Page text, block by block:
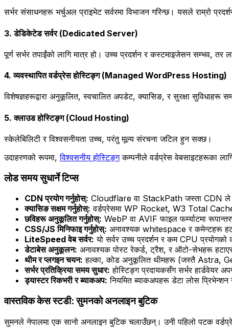
सर्भर संसाधनहरू भर्चुअल प्राइभेट सर्वरमा विभाजन गरिन्छ। यसले राम्रो
3. डेडिकेटेड सर्वर (Dedicated Server)
पूर्ण सर्भर तपाईंको लागि मात्र हो। उच्च प्रदर्शन र कस्टमाइजेसन सम्भव, तर
4. व्यवस्थापित वर्डप्रेस होस्टिङ्ग (Managed WordPress Hosting)
विशेषज्ञहरूद्वारा अनुकूलित, स्वचालित अपडेट, क्यासिङ, र सुरक्षा सुविधाहरू
5. क्लाउड होस्टिङ्ग (Cloud Hosting)
स्केलेबिलिटी र विश्वसनीयता उच्च, परंतु मूल्य संरचना जटिल हुन सक्छ।
उदाहरणको रूपमा,विश्वसनीय होस्टिङ्गकम्पनीले वर्डप्रेस वेबसाइटहरूका
लोड समय सुधार्ने टिप्स
CDN प्रयोग गर्नुहोस्: Cloudflare वा StackPath जस्ता CDN ले
क्यासिङ सक्षम गर्नुहोस्: वर्डप्रेसमा WP Rocket, W3 Total
छविहरू अनुकूलित गर्नुहोस्: WebP वा AVIF फाइल फर्म्याटमा
CSS/JS मिनिफाइ गर्नुहोस्: अनावश्यक whitespace र कमेन्टहरू
LiteSpeed वेब सर्वर: यो सर्वर उच्च प्रदर्शन र कम CPU
डेटाबेस अनुकूलन: अनावश्यक पोस्ट रेकर्ड, ट्रैश, र ऑटो-सेभहरू
थीम र प्लगइन चयन: हल्का, कोड अनुकूलित थीमहरू (जस्तै Astra,
सर्भर प्रतिक्रिया समय सुधार: होस्टिङ्ग प्रदायकसँग सर्भर हार्डवेयर
ड्यास्टर रिकभरी र ब्याकअप: नियमित ब्याकअपहरू डेटा लोस प्रिभेन्शन
वास्तविक केस स्टडी: सुमनको अनलाइन बुटिक
सुमनले नेपालमा एक सानो अनलाइन बुटिक चलाउँछन्। उनी पहिलो पटक